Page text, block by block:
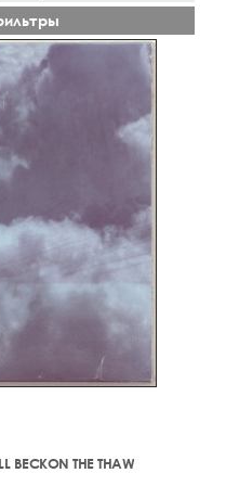
BECKON THE THAW